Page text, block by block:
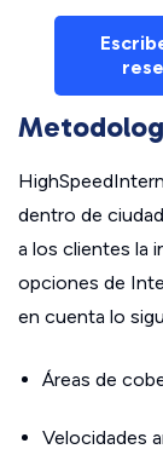
dentro de
a los clientes la
opciones de
en cuenta lo
Áreas de
Velocidades